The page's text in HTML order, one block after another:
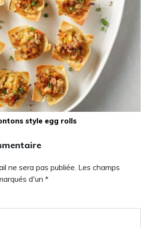
style egg rolls
ne sera pas publiée. Les champs
d'un *